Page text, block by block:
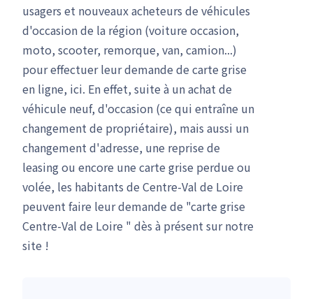
usagers et nouveaux acheteurs de véhicules
d'occasion de la région (voiture occasion,
moto, scooter, remorque, van, camion...)
pour effectuer leur demande de carte grise
en ligne, ici. En effet, suite à un achat de
véhicule neuf, d'occasion (ce qui entraîne un
changement de propriétaire), mais aussi un
changement d'adresse, une reprise de
leasing ou encore une carte grise perdue ou
volée, les habitants de Centre-Val de Loire
peuvent faire leur demande de "carte grise
Centre-Val de Loire " dès à présent sur notre
site !